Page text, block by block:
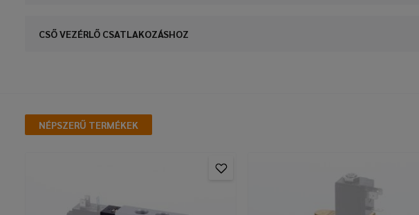
CSŐ VEZÉRLŐ CSATLAKOZÁSHOZ
NÉPSZERŰ TERMÉKEK